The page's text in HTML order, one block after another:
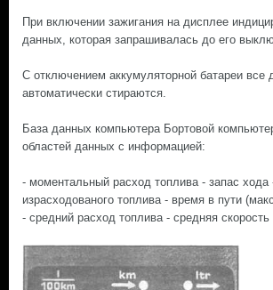
При включении зажигания на дисплее
данных, которая запрашивалась до его
С отключением аккумуляторной батареи все
автоматически стираются.
База данных компьютера Бортовой
областей данных с информацией:
- моментальный расход топлива - запас хода
израсходованого топлива - время в пути
- средний расход топлива - средняя